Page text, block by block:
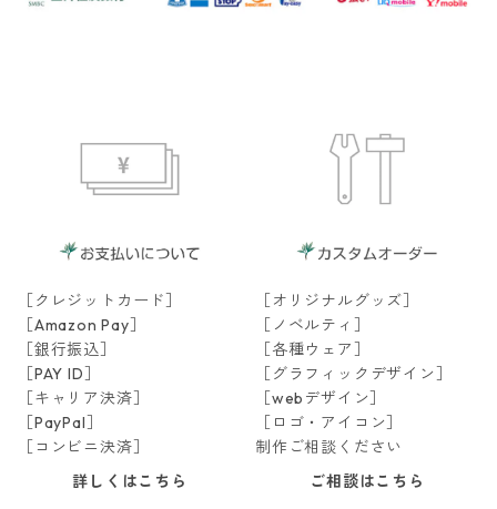
［クレジットカード］
［Amazon Pay］
［銀行振込］
［PAY ID］
［キャリア決済］
［PayPal］
［コンビニ決済］
詳しくはこちら
［オリジナルグッズ］
［ノベルティ］
［各種ウェア］
［グラフィックデザイン］
［webデザイン］
［ロゴ・アイコン］
制作ご相談ください
ご相談はこちら